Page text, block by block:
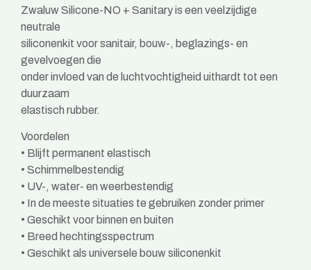
Zwaluw Silicone-NO + Sanitary is een veelzijdige
neutrale
siliconenkit voor sanitair, bouw-, beglazings- en
gevelvoegen die
onder invloed van de luchtvochtigheid uithardt tot een
duurzaam
elastisch rubber.
Voordelen
• Blijft permanent elastisch
• Schimmelbestendig
• UV-, water- en weerbestendig
• In de meeste situaties te gebruiken zonder primer
• Geschikt voor binnen en buiten
• Breed hechtingsspectrum
• Geschikt als universele bouw siliconenkit